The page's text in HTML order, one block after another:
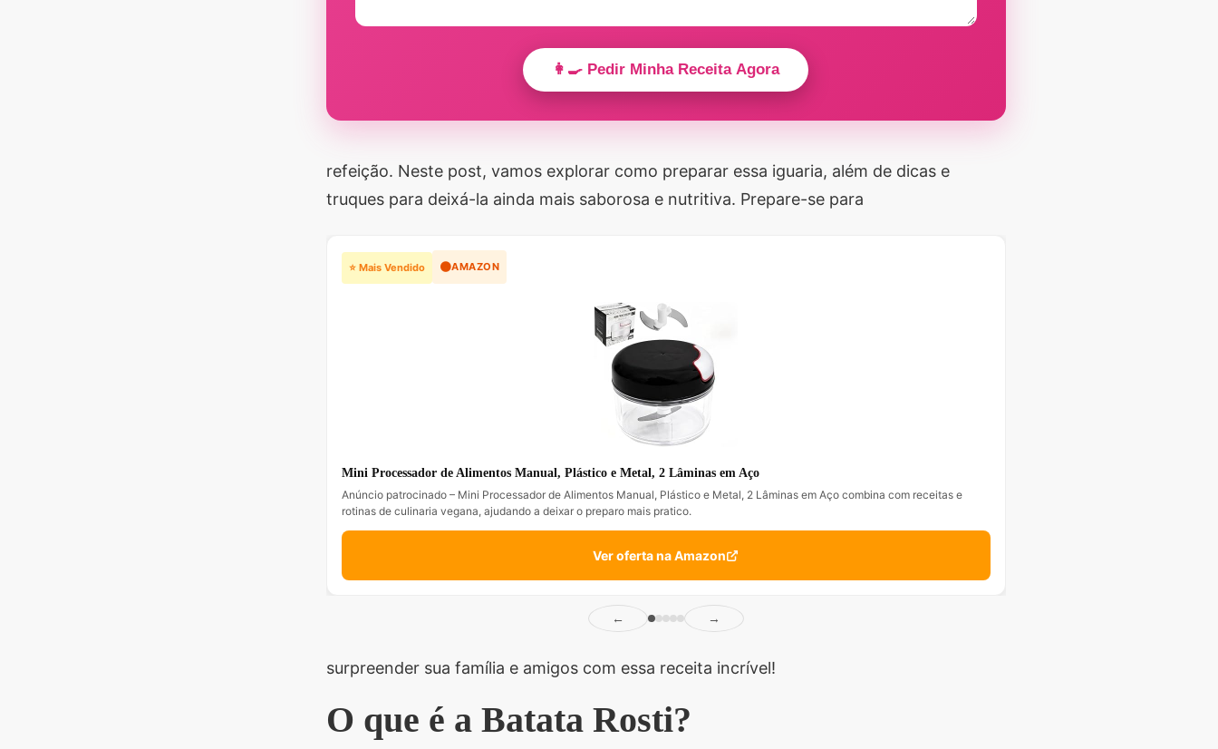
👩‍🍳 Pedir Minha Receita Agora
refeição. Neste post, vamos explorar como preparar essa iguaria, além de dicas e
truques para deixá-la ainda mais saborosa e nutritiva. Prepare-se para
⭐ Mais Vendido 🟠AMAZON
Mini Processador de Alimentos Manual, Plástico e Metal, 2 Lâminas em Aço
Anúncio patrocinado – Mini Processador de Alimentos Manual, Plástico e Metal, 2 Lâminas em Aço combina com receitas e
rotinas de culinaria vegana, ajudando a deixar o preparo mais pratico.
Ver oferta na Amazon
← →
surpreender sua família e amigos com essa receita incrível!
O que é a Batata Rosti?